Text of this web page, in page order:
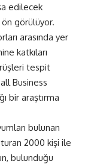
edilecek
görülüyor.
arasında yer
katkıları
tespit
Business
bir araştırma
bulunan
2000 kişi ile
bulunduğu